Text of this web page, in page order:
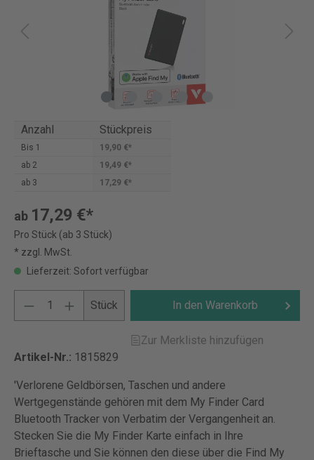
Anzahl Stückpreis
Bis 1
19,90 €*
ab 2
19,49 €*
ab 3 17,29 €*
ab 17,29 €*
Pro Stück (ab 3 Stück)
* zzgl. MwSt.
Lieferzeit: Sofort verfügbar
Stück In den Warenkorb
Zur Merkliste hinzufügen
Artikel-Nr.: 1815829
'Verlorene Geldbörsen, Taschen und andere
Wertgegenstände gehören mit dem My Finder Card
Bluetooth Tracker von Verbatim der Vergangenheit an.
Stecken Sie die My Finder Karte einfach in Ihre
Brieftasche und Sie können den diese über die Find My